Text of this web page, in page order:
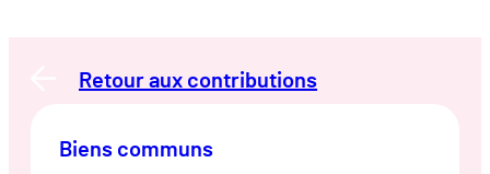
Retour aux contributions
Biens communs